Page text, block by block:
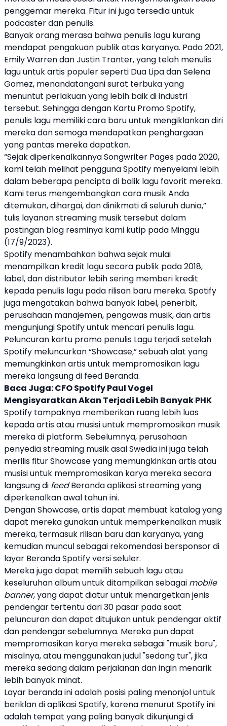
penggemar mereka. Fitur ini juga tersedia untuk
podcaster dan penulis.
Banyak orang merasa bahwa penulis lagu kurang
mendapat pengakuan publik atas karyanya. Pada 2021,
Emily Warren dan Justin Tranter, yang telah menulis
lagu untukartis populer seperti Dua Lipa dan Selena
Gomez, menandatangani surat terbuka yang
menuntut perlakuan yang lebih baik di industri
tersebut. Sehingga dengan Kartu PromoSpotify,
penulis lagu memiliki cara baru untuk mengiklankan diri
mereka dan semoga mendapatkan penghargaan
yang pantas mereka dapatkan.
“Sejak diperkenalkannya Songwriter Pages pada 2020,
kami telah melihat penggunaSpotify menyelami lebih
dalam beberapa pencipta di balik lagu favorit mereka.
Kami terus mengembangkan cara musikAnda
ditemukan, dihargai, dan dinikmati di seluruh dunia,”
tulis layananstreaming musik tersebut dalam
postingan blog resminya kami kutip pada Minggu
(17/9/2023).
Spotify menambahkan bahwa sejak mulai
menampilkan kredit lagu secara publik pada 2018,
label, dan distributor lebih sering memberi kredit
kepada penulis lagu pada rilisan baru mereka. Spotify
juga mengatakan bahwa banyak label, penerbit,
perusahaan manajemen, pengawas musik, danartis
mengunjungiSpotifyuntuk mencari penulis lagu.
Peluncuran kartu promo penulis Lagu terjadi setelah
Spotify meluncurkan “Showcase,” sebuah alat yang
memungkinkanartisuntuk mempromosikan lagu
mereka langsung di feed Beranda.
Baca Juga:CFO Spotify Paul Vogel
Mengisyaratkan Akan Terjadi Lebih Banyak PHK
Spotify tampaknya memberikan ruang lebih luas
kepadaartisatau musisiuntuk mempromosikan musik
mereka di platform. Sebelumnya, perusahaan
penyediastreaming musikasal Swedia ini juga telah
merilis fitur Showcase yang memungkinkanartisatau
musisiuntuk mempromosikan karya mereka secara
langsung di feedBeranda aplikasistreamingyang
diperkenalkan awal tahun ini.
Dengan Showcase,artisdapat membuat katalog yang
dapat mereka gunakan untuk memperkenalkan musik
mereka, termasuk rilisan baru dan karyanya, yang
kemudian muncul sebagai rekomendasi bersponsor di
layar BerandaSpotifyversi seluler.
Mereka juga dapat memilih sebuah lagu atau
keseluruhan album untuk ditampilkan sebagai mobile
banner, yang dapat diatur untuk menargetkan jenis
pendengar tertentu dari 30 pasar pada saat
peluncuran dan dapat ditujukan untuk pendengar aktif
dan pendengar sebelumnya. Mereka pun dapat
mempromosikan karya mereka sebagai "musik baru",
misalnya, atau menggunakan judul "sedang tur", jika
mereka sedang dalam perjalanan dan ingin menarik
lebih banyak minat.
Layar beranda ini adalah posisi paling menonjol untuk
beriklan di aplikasiSpotify, karena menurut Spotifyini
adalah tempat yang paling banyak dikunjungi di